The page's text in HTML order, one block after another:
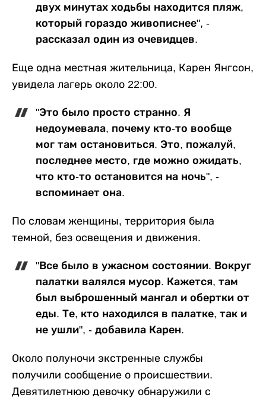
двух минутах ходьбы находится пляж,
который гораздо живописнее", -
рассказал один из очевидцев.
Еще одна местная жительница, Карен Янгсон,
увидела лагерь около 22:00.
"Это было просто странно. Я
недоумевала, почему кто-то вообще
мог там остановиться. Это, пожалуй,
последнее место, где можно ожидать,
что кто-то остановится на ночь", -
вспоминает она.
По словам женщины, территория была
темной, без освещения и движения.
"Все было в ужасном состоянии. Вокруг
палатки валялся мусор. Кажется, там
был выброшенный мангал и обертки от
еды. Те, кто находился в палатке, так и
не ушли", - добавила Карен.
Около полуночи экстренные службы
получили сообщение о происшествии.
Девятилетнюю девочку обнаружили с